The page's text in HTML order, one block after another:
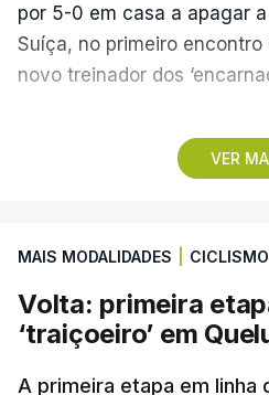
VER
por 5-0 em casa a apagar
Suíça, no primeiro
novo treinador dos
Pela frente, as ‘águias’
campeão escocês, que
de serem eliminados pelos
Graz, com um agregado de
Caso se qualifique, o
equipa relegada da
MAIS MODALIDADES CICLISMO
Volta: primeira
‘traiçoeiro’ em
A primeira etapa em linha